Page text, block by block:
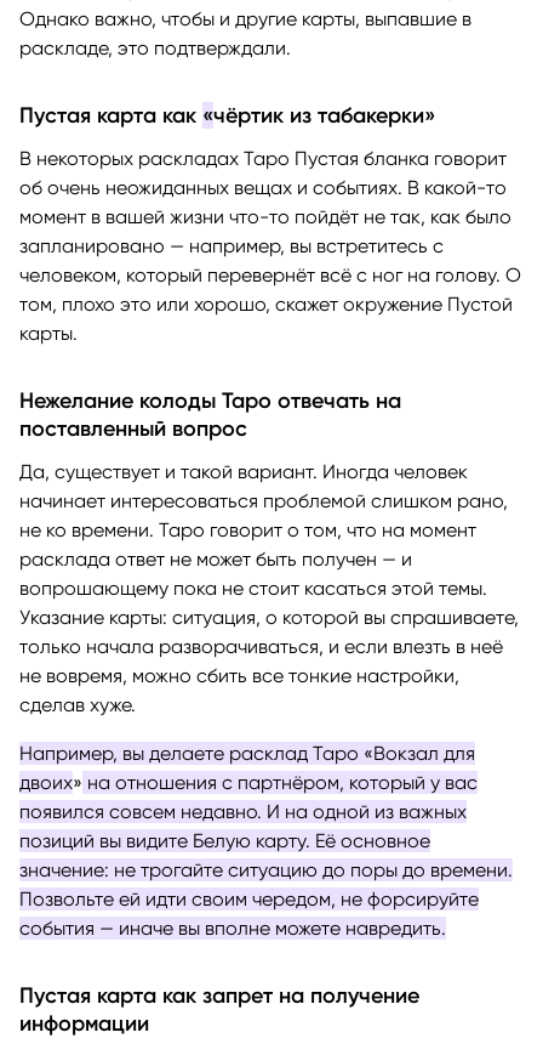
Однако важно, чтобы и другие карты, выпавшие в
раскладе, это подтверждали.
Пустая карта как «чёртик из табакерки»
В некоторых раскладах Таро Пустая бланка говорит
об очень неожиданных вещах и событиях. В какой-то
момент в вашей жизни что-то пойдёт не так, как было
запланировано — например, вы встретитесь с
человеком, который перевернёт всё с ног на голову. О
том, плохо это или хорошо, скажет окружение Пустой
карты.
Нежелание колоды Таро отвечать на
поставленный вопрос
Да, существует и такой вариант. Иногда человек
начинает интересоваться проблемой слишком рано,
не ко времени. Таро говорит о том, что на момент
расклада ответ не может быть получен — и
вопрошающему пока не стоит касаться этой темы.
Указание карты: ситуация, о которой вы спрашиваете,
только начала разворачиваться, и если влезть в неё
не вовремя, можно сбить все тонкие настройки,
сделав хуже.
Например, вы делаете расклад Таро «Вокзал для
двоих» на отношения с партнёром, который у вас
появился совсем недавно. И на одной из важных
позиций вы видите Белую карту. Её основное
значение: не трогайте ситуацию до поры до времени.
Позвольте ей идти своим чередом, не форсируйте
события — иначе вы вполне можете навредить.
Пустая карта как запрет на получение
информации